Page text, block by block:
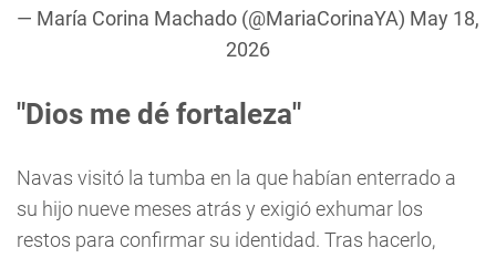
— María Corina Machado (@MariaCorinaYA) May 18,
2026
"Dios me dé fortaleza"
Navas visitó la tumba en la que habían enterrado a
su hijo nueve meses atrás y exigió exhumar los
restos para confirmar su identidad. Tras hacerlo,